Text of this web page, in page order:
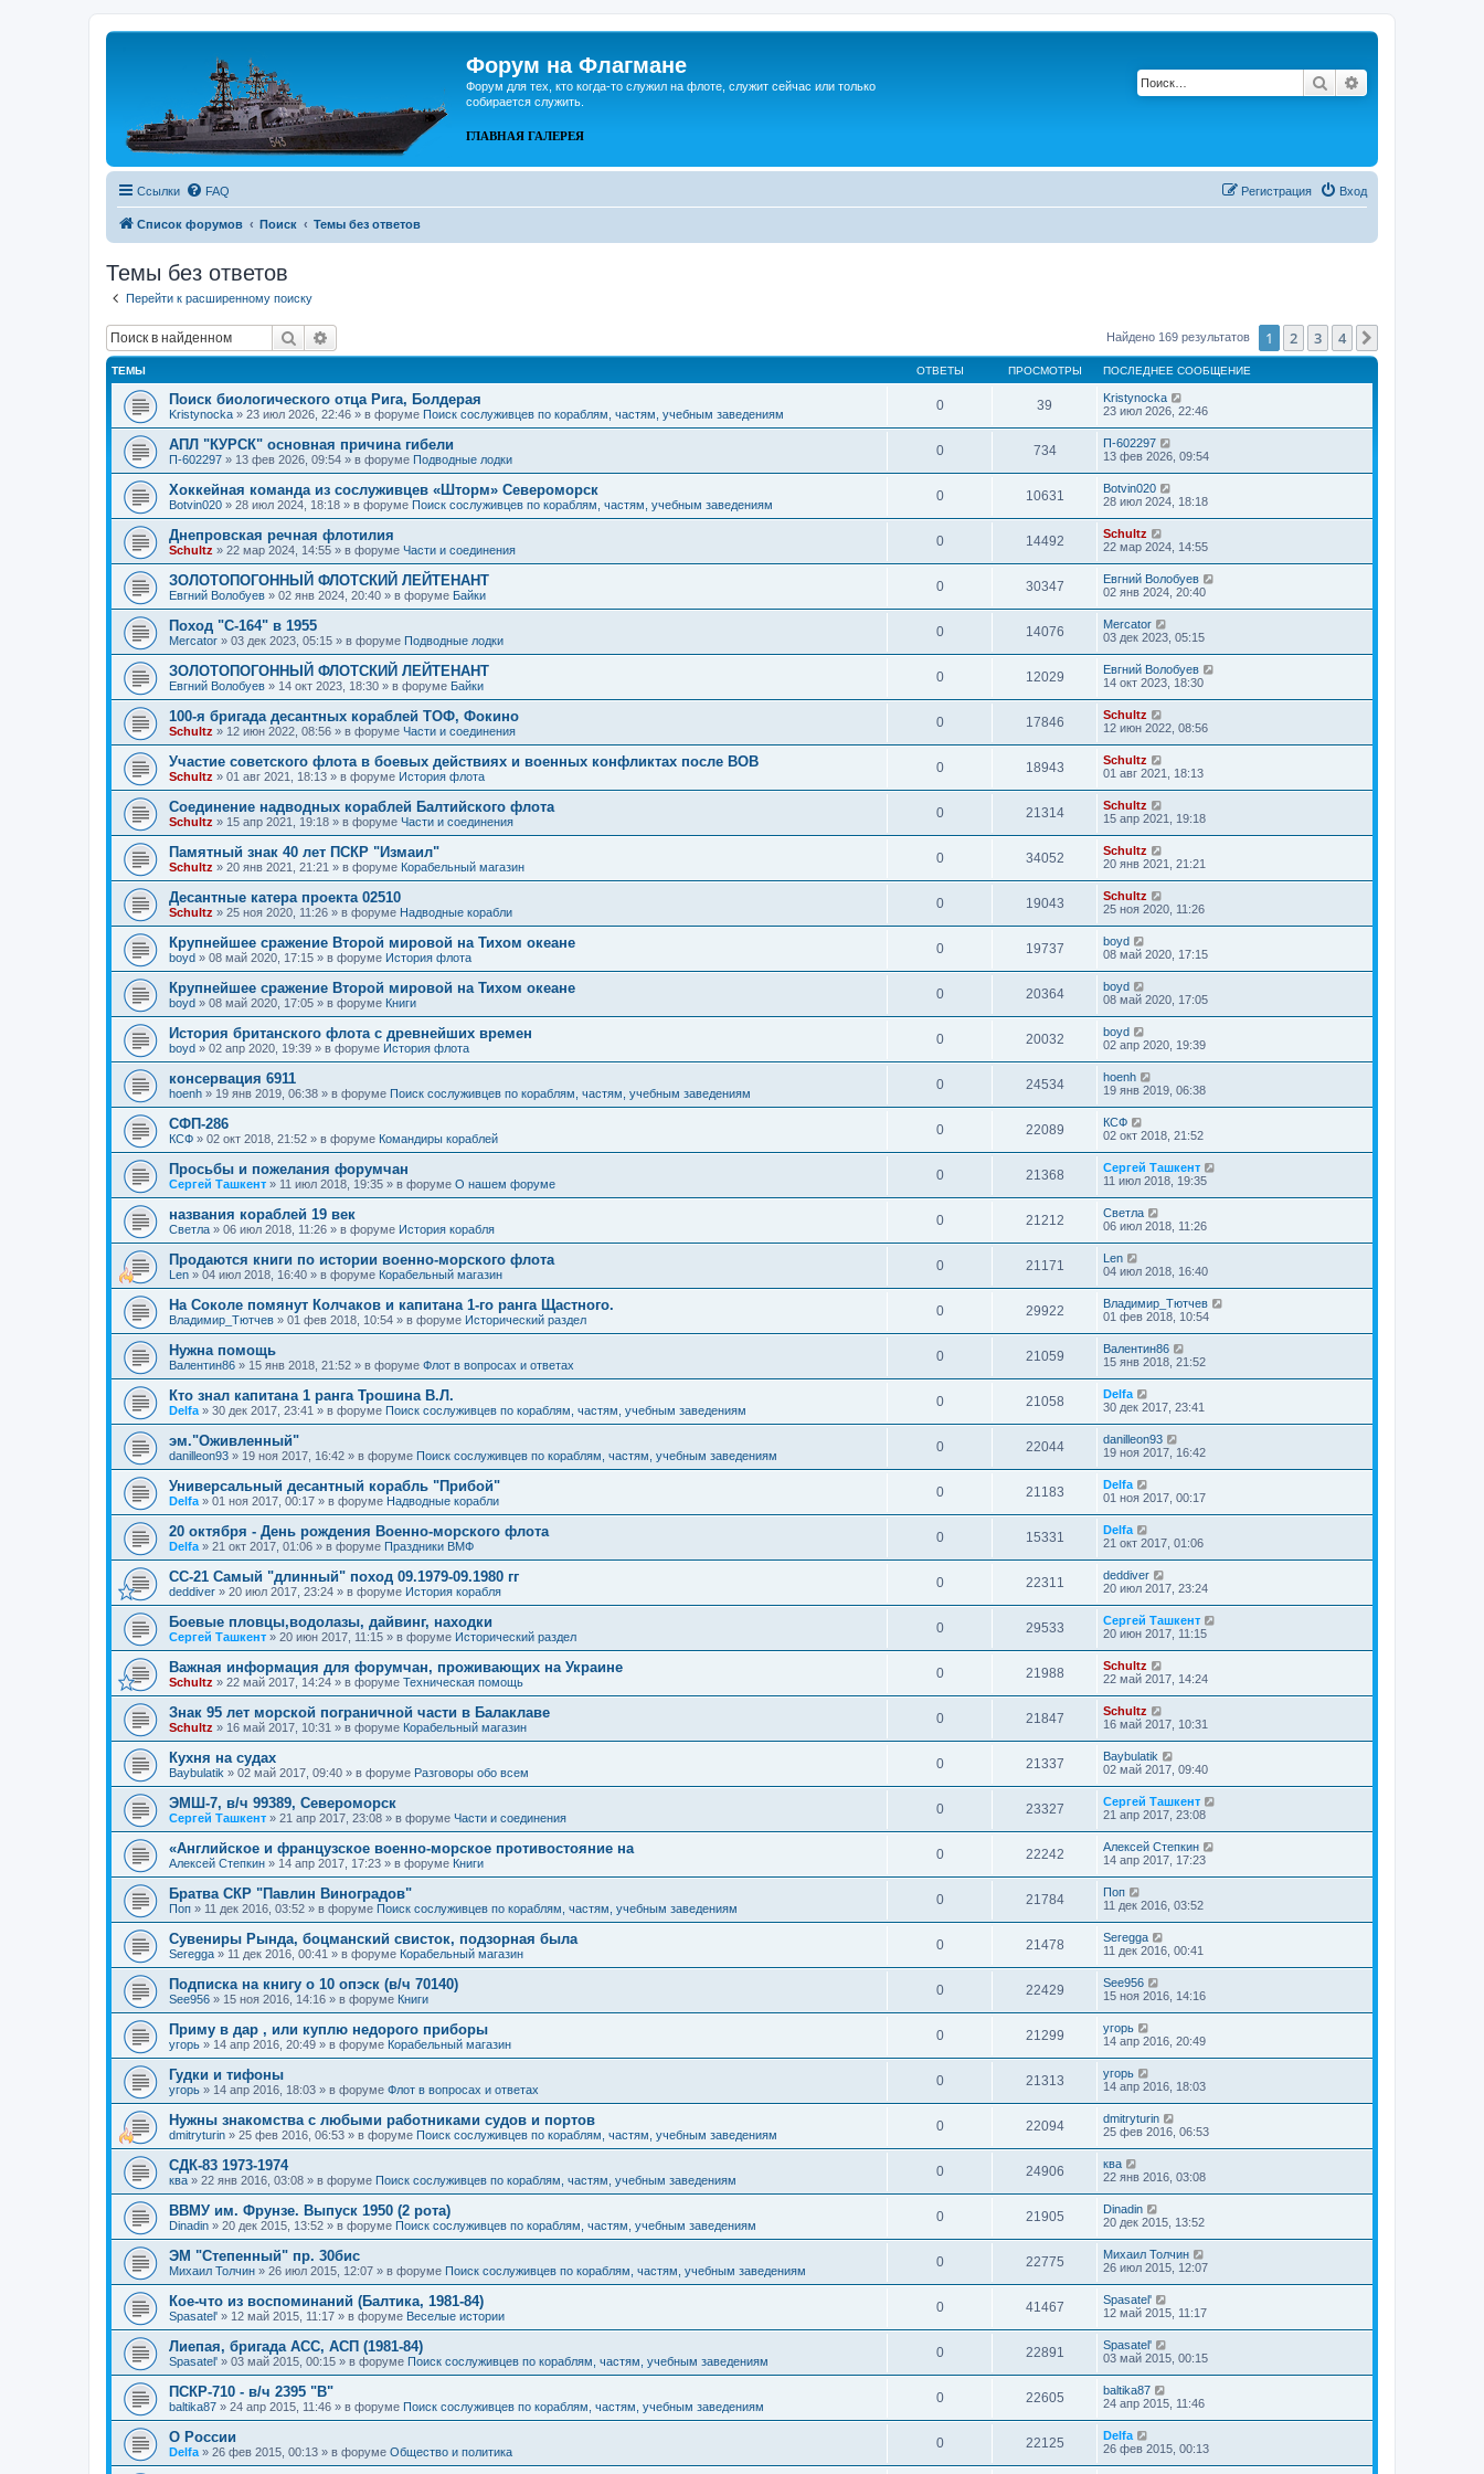
Форум на Флагмане
Форум для тех, кто когда-то служил на флоте, служит сейчас или только
собирается служить.
ГЛАВНАЯ ГАЛЕРЕЯ
Поиск
Ссылки FAQ Вход
Регистрация
Список форумов Поиск Темы без ответов
Темы без ответов
Перейти к расширенному поиску
Поиск Найдено 169 результатов 1 2 3 4
ТЕМЫ ОТВЕТЫ ПРОСМОТРЫ ПОСЛЕДНЕЕ СООБЩЕНИЕ
Поиск биологического отца Рига, Болдерая
Kristynocka » 23 июл 2026, 22:46 » в форуме Поиск сослуживцев по кораблям, частям, учебным заведениям
0 39
Kristynocka
23 июл 2026, 22:46
АПЛ "КУРСК" основная причина гибели
П-602297 » 13 фев 2026, 09:54 » в форуме Подводные лодки
0 734
П-602297
13 фев 2026, 09:54
Хоккейная команда из сослуживцев «Шторм» Североморск
Botvin020 » 28 июл 2024, 18:18 » в форуме Поиск сослуживцев по кораблям, частям, учебным заведениям
0 10631
Botvin020
28 июл 2024, 18:18
Днепровская речная флотилия
Schultz » 22 мар 2024, 14:55 » в форуме Части и соединения
0 14492
Schultz
22 мар 2024, 14:55
ЗОЛОТОПОГОННЫЙ ФЛОТСКИЙ ЛЕЙТЕНАНТ
Евгний Волобуев » 02 янв 2024, 20:40 » в форуме Байки
0 30347
Евгний Волобуев
02 янв 2024, 20:40
Поход "С-164" в 1955
Mercator » 03 дек 2023, 05:15 » в форуме Подводные лодки
0 14076
Mercator
03 дек 2023, 05:15
ЗОЛОТОПОГОННЫЙ ФЛОТСКИЙ ЛЕЙТЕНАНТ
Евгний Волобуев » 14 окт 2023, 18:30 » в форуме Байки
0 12029
Евгний Волобуев
14 окт 2023, 18:30
100-я бригада десантных кораблей ТОФ, Фокино
Schultz » 12 июн 2022, 08:56 » в форуме Части и соединения
0 17846
Schultz
12 июн 2022, 08:56
Участие советского флота в боевых действиях и военных конфликтах после ВОВ
Schultz » 01 авг 2021, 18:13 » в форуме История флота
0 18943
Schultz
01 авг 2021, 18:13
Соединение надводных кораблей Балтийского флота
Schultz » 15 апр 2021, 19:18 » в форуме Части и соединения
0 21314
Schultz
15 апр 2021, 19:18
Памятный знак 40 лет ПСКР "Измаил"
Schultz » 20 янв 2021, 21:21 » в форуме Корабельный магазин
0 34052
Schultz
20 янв 2021, 21:21
Десантные катера проекта 02510
Schultz » 25 ноя 2020, 11:26 » в форуме Надводные корабли
0 19043
Schultz
25 ноя 2020, 11:26
Крупнейшее сражение Второй мировой на Тихом океане
boyd » 08 май 2020, 17:15 » в форуме История флота
0 19737
boyd
08 май 2020, 17:15
Крупнейшее сражение Второй мировой на Тихом океане
boyd » 08 май 2020, 17:05 » в форуме Книги
0 20364
boyd
08 май 2020, 17:05
История британского флота с древнейших времен
boyd » 02 апр 2020, 19:39 » в форуме История флота
0 20032
boyd
02 апр 2020, 19:39
консервация 6911
hoenh » 19 янв 2019, 06:38 » в форуме Поиск сослуживцев по кораблям, частям, учебным заведениям
0 24534
hoenh
19 янв 2019, 06:38
СФП-286
КСФ » 02 окт 2018, 21:52 » в форуме Командиры кораблей
0 22089
КСФ
02 окт 2018, 21:52
Просьбы и пожелания форумчан
Сергей Ташкент » 11 июл 2018, 19:35 » в форуме О нашем форуме
0 21368
Сергей Ташкент
11 июл 2018, 19:35
названия кораблей 19 век
Cветла » 06 июл 2018, 11:26 » в форуме История корабля
0 21212
Cветла
06 июл 2018, 11:26
Продаются книги по истории военно-морского флота
Len » 04 июл 2018, 16:40 » в форуме Корабельный магазин
0 21171
Len
04 июл 2018, 16:40
На Соколе помянут Колчаков и капитана 1-го ранга Щастного.
Владимир_Тютчев » 01 фев 2018, 10:54 » в форуме Исторический раздел
0 29922
Владимир_Тютчев
01 фев 2018, 10:54
Нужна помощь
Валентин86 » 15 янв 2018, 21:52 » в форуме Флот в вопросах и ответах
0 21059
Валентин86
15 янв 2018, 21:52
Кто знал капитана 1 ранга Трошина В.Л.
Delfa » 30 дек 2017, 23:41 » в форуме Поиск сослуживцев по кораблям, частям, учебным заведениям
0 21058
Delfa
30 дек 2017, 23:41
эм."Оживленный"
danilleon93 » 19 ноя 2017, 16:42 » в форуме Поиск сослуживцев по кораблям, частям, учебным заведениям
0 22044
danilleon93
19 ноя 2017, 16:42
Универсальный десантный корабль "Прибой"
Delfa » 01 ноя 2017, 00:17 » в форуме Надводные корабли
0 21183
Delfa
01 ноя 2017, 00:17
20 октября - День рождения Военно-морского флота
Delfa » 21 окт 2017, 01:06 » в форуме Праздники ВМФ
0 15331
Delfa
21 окт 2017, 01:06
СС-21 Самый "длинный" поход 09.1979-09.1980 гг
deddiver » 20 июл 2017, 23:24 » в форуме История корабля
0 22311
deddiver
20 июл 2017, 23:24
Боевые пловцы,водолазы, дайвинг, находки
Сергей Ташкент » 20 июн 2017, 11:15 » в форуме Исторический раздел
0 29533
Сергей Ташкент
20 июн 2017, 11:15
Важная информация для форумчан, проживающих на Украине
Schultz » 22 май 2017, 14:24 » в форуме Техническая помощь
0 21988
Schultz
22 май 2017, 14:24
Знак 95 лет морской пограничной части в Балаклаве
Schultz » 16 май 2017, 10:31 » в форуме Корабельный магазин
0 21847
Schultz
16 май 2017, 10:31
Кухня на судах
Baybulatik » 02 май 2017, 09:40 » в форуме Разговоры обо всем
0 21337
Baybulatik
02 май 2017, 09:40
ЭМШ-7, в/ч 99389, Североморск
Сергей Ташкент » 21 апр 2017, 23:08 » в форуме Части и соединения
0 23327
Сергей Ташкент
21 апр 2017, 23:08
«Английское и французское военно-морское противостояние на
Алексей Степкин » 14 апр 2017, 17:23 » в форуме Книги
0 22242
Алексей Степкин
14 апр 2017, 17:23
Братва СКР "Павлин Виноградов"
Поп » 11 дек 2016, 03:52 » в форуме Поиск сослуживцев по кораблям, частям, учебным заведениям
0 21784
Поп
11 дек 2016, 03:52
Сувениры Рында, боцманский свисток, подзорная была
Seregga » 11 дек 2016, 00:41 » в форуме Корабельный магазин
0 21478
Seregga
11 дек 2016, 00:41
Подписка на книгу о 10 опэск (в/ч 70140)
See956 » 15 ноя 2016, 14:16 » в форуме Книги
0 22429
See956
15 ноя 2016, 14:16
Приму в дар , или куплю недорого приборы
угорь » 14 апр 2016, 20:49 » в форуме Корабельный магазин
0 21299
угорь
14 апр 2016, 20:49
Гудки и тифоны
угорь » 14 апр 2016, 18:03 » в форуме Флот в вопросах и ответах
0 21313
угорь
14 апр 2016, 18:03
Нужны знакомства с любыми работниками судов и портов
dmitryturin » 25 фев 2016, 06:53 » в форуме Поиск сослуживцев по кораблям, частям, учебным заведениям
0 22094
dmitryturin
25 фев 2016, 06:53
СДК-83 1973-1974
ква » 22 янв 2016, 03:08 » в форуме Поиск сослуживцев по кораблям, частям, учебным заведениям
0 24906
ква
22 янв 2016, 03:08
ВВМУ им. Фрунзе. Выпуск 1950 (2 рота)
Dinadin » 20 дек 2015, 13:52 » в форуме Поиск сослуживцев по кораблям, частям, учебным заведениям
0 21905
Dinadin
20 дек 2015, 13:52
ЭМ "Степенный" пр. 30бис
Михаил Толчин » 26 июл 2015, 12:07 » в форуме Поиск сослуживцев по кораблям, частям, учебным заведениям
0 22775
Михаил Толчин
26 июл 2015, 12:07
Кое-что из воспоминаний (Балтика, 1981-84)
Spasatel' » 12 май 2015, 11:17 » в форуме Веселые истории
0 41467
Spasatel'
12 май 2015, 11:17
Лиепая, бригада АСС, АСП (1981-84)
Spasatel' » 03 май 2015, 00:15 » в форуме Поиск сослуживцев по кораблям, частям, учебным заведениям
0 22891
Spasatel'
03 май 2015, 00:15
ПСКР-710 - в/ч 2395 "В"
baltika87 » 24 апр 2015, 11:46 » в форуме Поиск сослуживцев по кораблям, частям, учебным заведениям
0 22605
baltika87
24 апр 2015, 11:46
О России
Delfa » 26 фев 2015, 00:13 » в форуме Общество и политика
0 22125
Delfa
26 фев 2015, 00:13